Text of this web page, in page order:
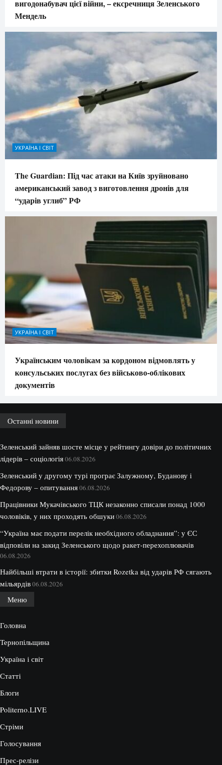
вигодонабувач цієї війни, – ексречниця Зеленського
Мендель
УКРАЇНА І СВІТ
The Guardian: Під час атаки на Київ зруйновано
американський завод з виготовлення дронів для
“ударів углиб” РФ
УКРАЇНА І СВІТ
Українським чоловікам за кордоном відмовлять у
консульських послугах без військово-облікових
документів
Останні новини
Зеленський зайняв шосте місце у рейтингу довіри до політичних
лідерів – соціологія06.08.2026
Зеленський у другому турі програє Залужному, Буданову і
Федорову – опитування06.08.2026
Працівники Мукачівського ТЦК незаконно списали понад 1000
чоловіків, у них проходять обшуки06.08.2026
“Україна має подати перелік необхідного обладнання”: у ЄС
відповіли на закид Зеленського щодо ракет-перехоплювачів
06.08.2026
Найбільші втрати в історії: збитки Rozetka від ударів РФ сягають
мільярдів06.08.2026
Меню
Головна
Тернопільщина
Україна і світ
Статті
Блоги
Politerno.LIVE
Стріми
Голосування
Прес-релізи